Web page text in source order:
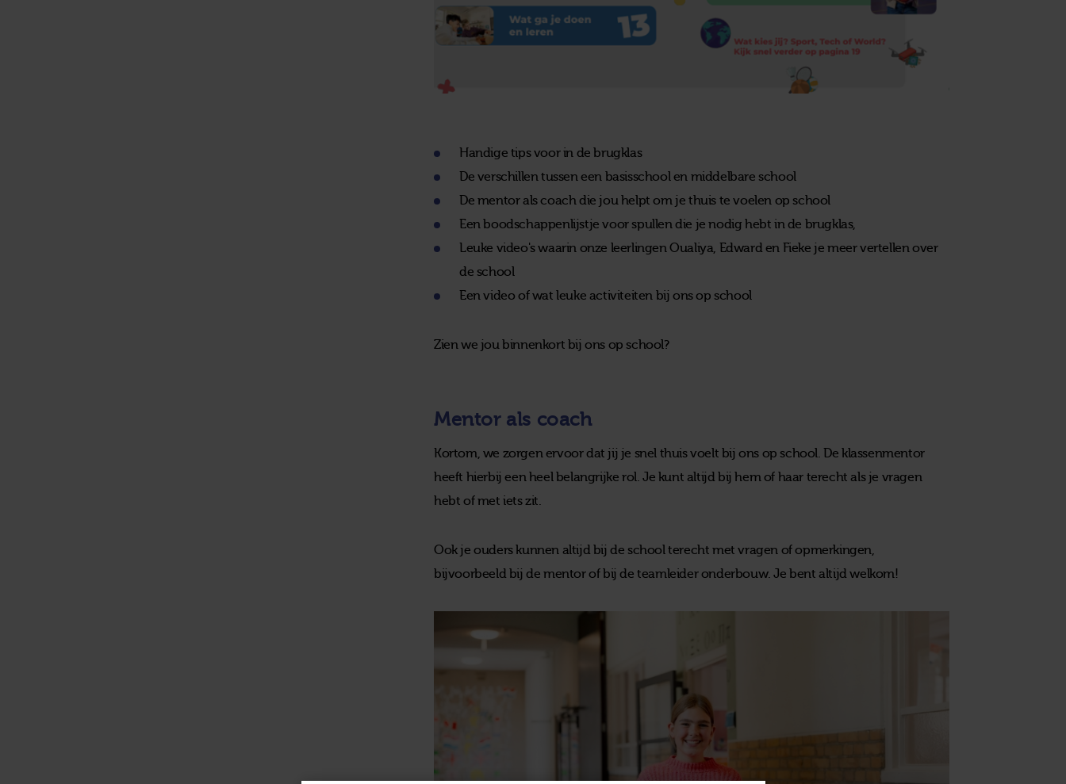
Handige tips voor in de brugklas
De verschillen tussen een basisschool en middelbare school
De mentor als coach die jou helpt om je thuis te voelen op school
Een boodschappenlijstje voor spullen die je nodig hebt in de brugklas,
Leuke video's waarin onze leerlingen Oualiya, Edward en Fieke je meer vertellen over
de school
Een video of wat leuke activiteiten bij ons op school
Zien we jou binnenkort bij ons op school?
Mentor als coach
Kortom, we zorgen ervoor dat jij je snel thuis voelt bij ons op school. De klassenmentor
heeft hierbij een heel belangrijke rol. Je kunt altijd bij hem of haar terecht als je vragen
hebt of met iets zit.
Ook je ouders kunnen altijd bij de school terecht met vragen of opmerkingen,
bijvoorbeeld bij de mentor of bij de teamleider onderbouw. Je bent altijd welkom!